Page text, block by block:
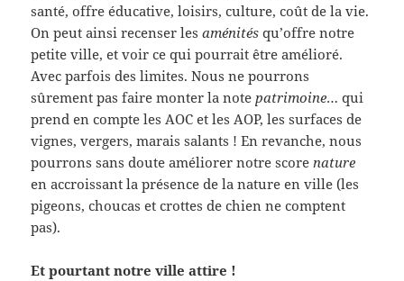
santé, offre éducative, loisirs, culture, coût de la vie.
On peut ainsi recenser lesaménités qu’offre notre
petite ville, et voir ce qui pourrait être amélioré.
Avec parfois des limites. Nous ne pourrons
sûrement pas faire monter la notepatrimoine… qui
prend en compte les AOC et les AOP, les surfaces de
vignes, vergers, marais salants ! En revanche, nous
pourrons sans doute améliorer notre scorenature
en accroissant la présence de la nature en ville (les
pigeons, choucas et crottes de chien ne comptent
pas).
Et pourtant notre ville attire !